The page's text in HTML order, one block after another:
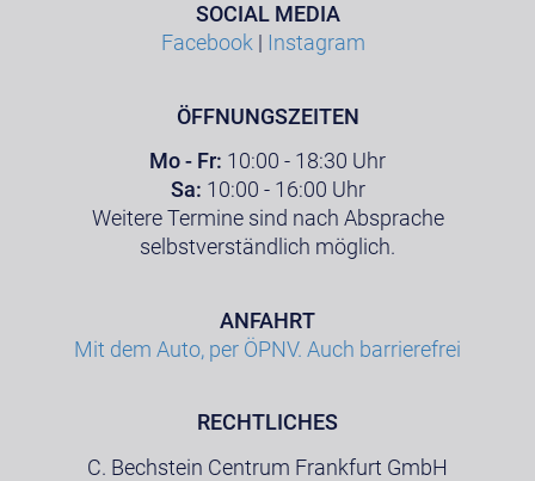
SOCIAL MEDIA
Facebook | Instagram
ÖFFNUNGSZEITEN
Mo - Fr: 10:00 - 18:30 Uhr
Sa: 10:00 - 16:00 Uhr
Weitere Termine sind nach Absprache
selbstverständlich möglich.
ANFAHRT
Mit dem Auto, per ÖPNV. Auch barrierefrei
RECHTLICHES
C. Bechstein Centrum Frankfurt GmbH